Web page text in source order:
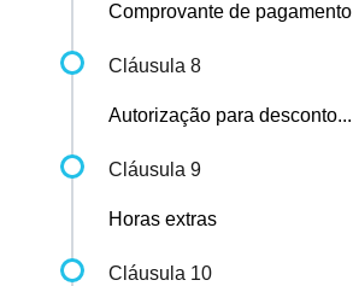
Comprovante de pagamento
Cláusula 8
Autorização para desconto...
Cláusula 9
Horas extras
Cláusula 10